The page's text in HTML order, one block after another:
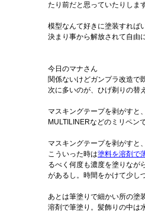
たり前だと思っていたりしま
模型なんて好きに塗装すれば
決まり事から解放されて自由
今日のマナさん
関係ないけどガンプラ改造で
次に多いのが、ひげ剃りの替
マスキングテープを剥がすと
MULTILINERなどのミリペン
マスキングテープを剥がすと
こういった時は塗料を溶剤で
るべく何度も濃度を塗りなが
があるし。時間をかけて少し
あとは筆塗りで細かい所の塗
溶剤で筆塗り。髪飾りの中は